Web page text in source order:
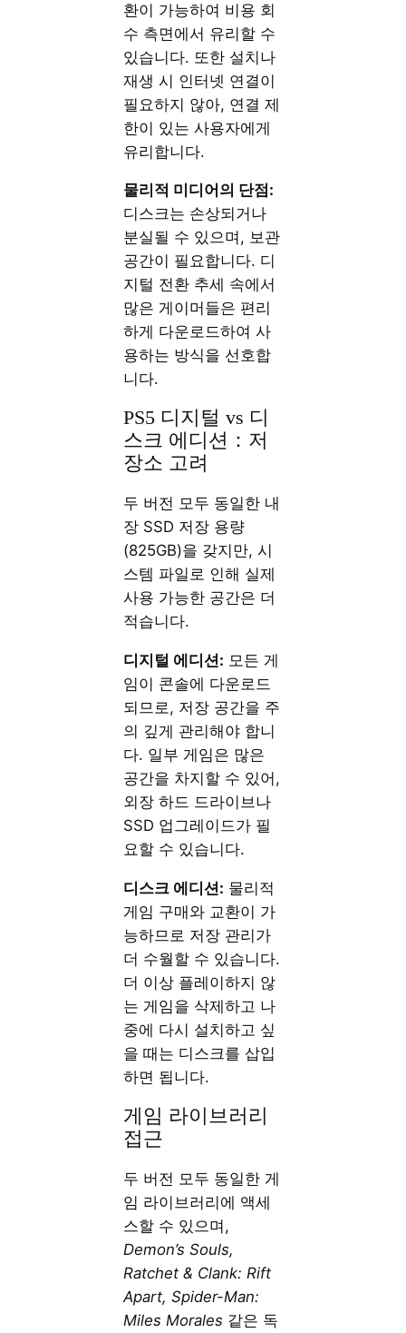
환이 가능하여 비용 회
수 측면에서 유리할 수
있습니다. 또한 설치나
재생 시 인터넷 연결이
필요하지 않아, 연결 제
한이 있는 사용자에게
유리합니다.
물리적 미디어의 단점:
디스크는 손상되거나
분실될 수 있으며, 보관
공간이 필요합니다. 디
지털 전환 추세 속에서
많은 게이머들은 편리
하게 다운로드하여 사
용하는 방식을 선호합
니다.
PS5 디지털 vs 디
스크 에디션：저
장소 고려
두 버전 모두 동일한 내
장 SSD 저장 용량
(825GB)을 갖지만, 시
스템 파일로 인해 실제
사용 가능한 공간은 더
적습니다.
디지털 에디션: 모든 게
임이 콘솔에 다운로드
되므로, 저장 공간을 주
의 깊게 관리해야 합니
다. 일부 게임은 많은
공간을 차지할 수 있어,
외장 하드 드라이브나
SSD 업그레이드가 필
요할 수 있습니다.
디스크 에디션: 물리적
게임 구매와 교환이 가
능하므로 저장 관리가
더 수월할 수 있습니다.
더 이상 플레이하지 않
는 게임을 삭제하고 나
중에 다시 설치하고 싶
을 때는 디스크를 삽입
하면 됩니다.
게임 라이브러리
접근
두 버전 모두 동일한 게
임 라이브러리에 액세
스할 수 있으며,
Demon’s Souls,
Ratchet & Clank: Rift
Apart, Spider-Man:
Miles Morales 같은 독